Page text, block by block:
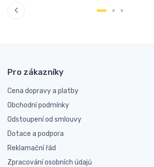
Pro zákazníky
Cena dopravy a platby
Obchodní podmínky
Odstoupení od smlouvy
Dotace a podpora
Reklamační řád
Zpracování osobních údajů